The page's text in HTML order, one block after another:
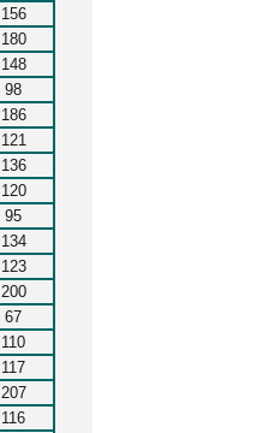
156
180
148
98
186
121
136
120
95
134
123
200
67
110
117
207
116